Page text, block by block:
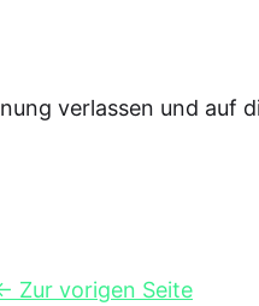
verlassen und auf
Zur vorigen Seite